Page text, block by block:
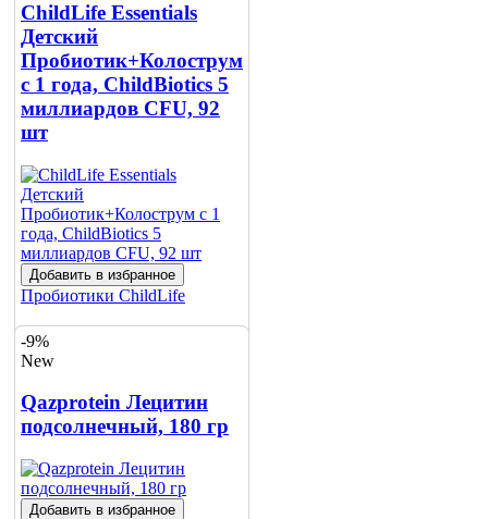
Добавить в корзину
ChildLife Essentials
Детский
Пробиотик+Колострум
с 1 года, ChildBiotics 5
миллиардов CFU, 92
шт
Добавить в избранное
Пробиотики ChildLife
12700 ₸
Добавить в корзину
-9%
New
Qazprotein Лецитин
подсолнечный, 180 гр
Добавить в избранное